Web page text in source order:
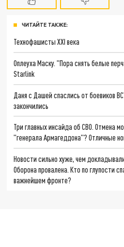
ЧИТАЙТЕ ТАКЖЕ:
Технофашисты XXI века
Оплеуха Маску. "Пора снять белые
Starlink
Даня с Дашей спаслись от боевиков
закончились
Три главных инсайда об СВО. Отмена
"генерала Армагеддона"? Отличные
Новости сильно хуже, чем
Оборона провалена. Кто по глупости
важнейшем фронте?